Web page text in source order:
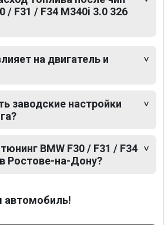
/ F31 / F34 M340i 3.0 326
на двигатель и
заводские настройки
BMW F30 / F31 / F34
Ростове-на-Дону?
автомобиль!